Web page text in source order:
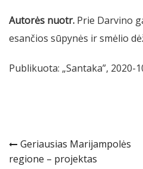
Autorės nuotr. Prie Darvino
esančios sūpynės ir smėlio
Publikuota: „Santaka”, 2020-
Navigacija
Geriausias Marijampolės
regione – projektas